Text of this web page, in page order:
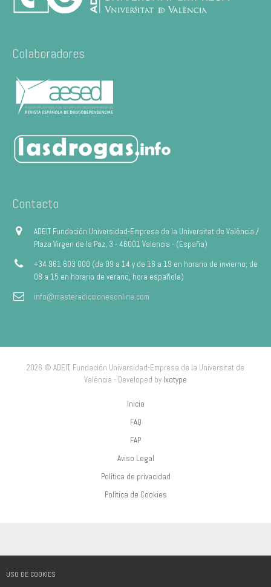
USO DE COOKIES
Colaboradores
Contacto
ADEIT Fundación Universidad-Empresa de la Universitat de València /
Plaza Virgen de la Paz, 3 - 46001 Valencia - (España)
+34 961 603 000 (de 09 a 14 y de 16 a 19 en horario de invierno; de
08 a 15 en horario de verano, hora española)
info@masteradiccionesonline.com
2026 © ADEIT, Fundación Universidad-Empresa de la Universitat de
València - Developed by Ixotype
Inicio
FAQ
FAP
Aviso Legal
Política de privacidad
Política de Cookies